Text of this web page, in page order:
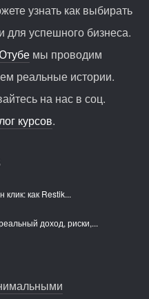
стабилен даже в кризис
93
11 2
общепита для
собственной
узнать как выбирать
для успешного бизнеса.
мы проводим
реальные истории.
на нас в соц.
курсов.
как Restik...
доход, риски,...